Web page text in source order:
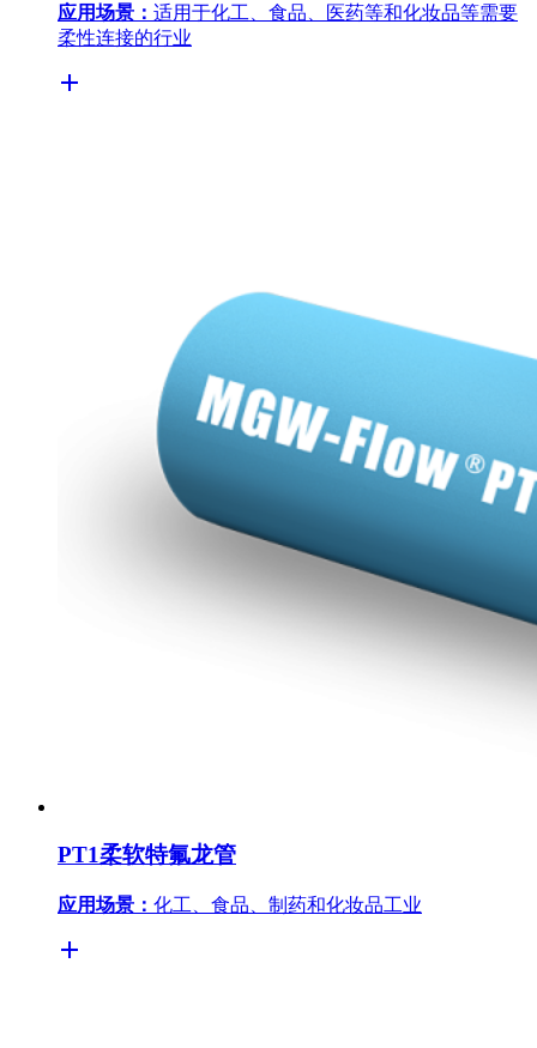
应用场景： 适用于化工、食品、医药等和化妆品等需要
柔性连接的行业
PT1柔软特氟龙管
应用场景： 化工、食品、制药和化妆品工业